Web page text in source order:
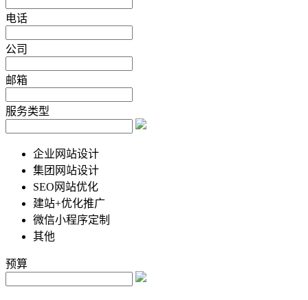
电话
公司
邮箱
服务类型
企业网站设计
集团网站设计
SEO网站优化
建站+优化推广
微信小程序定制
其他
预算